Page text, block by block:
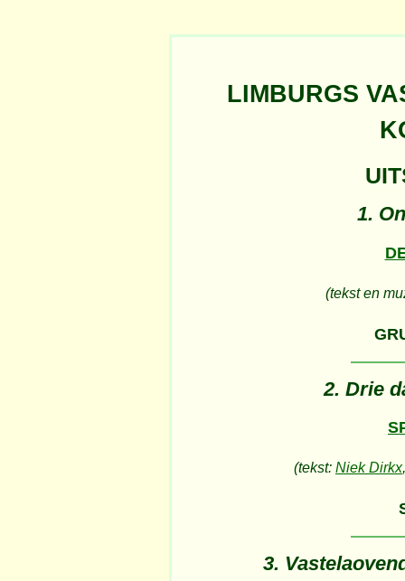
LIMBURGS
1.
(tekst en
2. Drie
(tekst: Niek Dirkx
3.